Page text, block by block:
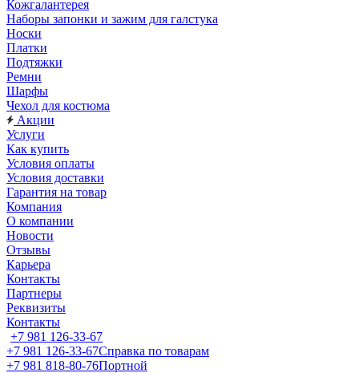
Кожгалантерея
Наборы запонки и зажим для галстука
Носки
Платки
Подтяжки
Ремни
Шарфы
Чехол для костюма
Акции
Услуги
Как купить
Условия оплаты
Условия доставки
Гарантия на товар
Компания
О компании
Новости
Отзывы
Карьера
Контакты
Партнеры
Реквизиты
Контакты
+7 981 126-33-67
+7 981 126-33-67Справка по товарам
+7 981 818-80-76Портной